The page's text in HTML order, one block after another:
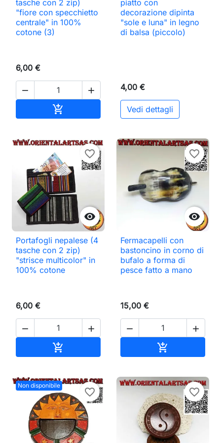
tasche con 2 zip)
"fiore con specchietto
centrale" in 100%
cotone (3)
6,00 €
 
 Aggiungi al carrello
piatto con
decorazione dipinta
"sole e luna" in legno
di balsa (piccolo)
4,00 €
Vedi dettagli

favorite_border
Portafogli nepalese (4
tasche con 2 zip)
"strisce multicolor" in
100% cotone
6,00 €
 


favorite_border
Fermacapelli con
bastoncino in corno di
bufalo a forma di
pesce fatto a mano
15,00 €
 

Non disponibile
favorite_border favorite_border